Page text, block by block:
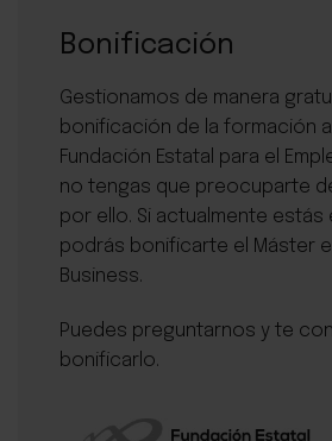
Bonificación
Gestionamos de manera
bonificación de la formación
Fundación Estatal para el
no tengas que preocuparte
por ello. Si actualmente estás
podrás bonificarte el Máster
Business.
Puedes preguntarnos y te
bonificarlo.